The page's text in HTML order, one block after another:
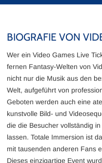
BIOGRAFIE VON
Wer ein Video Games Live
fernen Fantasy-Welten von
nicht nur die Musik aus den
Welt, aufgeführt von
Geboten werden auch eine
kunstvolle Bild- und
die die Besucher vollständig
lassen. Totale Immersion ist
mit tausenden anderen Fans
Dieses einzigartige Event